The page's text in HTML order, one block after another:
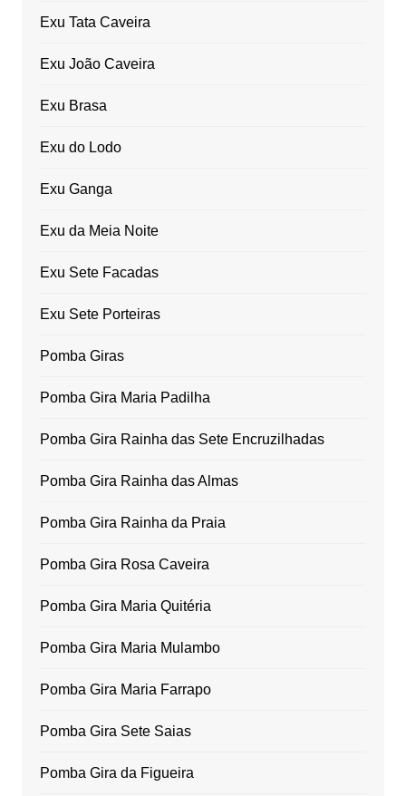
Exu Tata Caveira
Exu João Caveira
Exu Brasa
Exu do Lodo
Exu Ganga
Exu da Meia Noite
Exu Sete Facadas
Exu Sete Porteiras
Pomba Giras
Pomba Gira Maria Padilha
Pomba Gira Rainha das Sete Encruzilhadas
Pomba Gira Rainha das Almas
Pomba Gira Rainha da Praia
Pomba Gira Rosa Caveira
Pomba Gira Maria Quitéria
Pomba Gira Maria Mulambo
Pomba Gira Maria Farrapo
Pomba Gira Sete Saias
Pomba Gira da Figueira